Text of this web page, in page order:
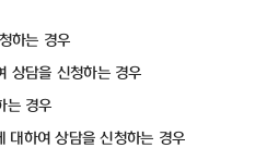
하는 경우
상담을 신청하는 경우
는 경우
대하여 상담을 신청하는 경우